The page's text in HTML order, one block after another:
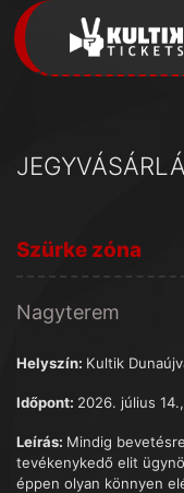
Szürke zóna
Nagyterem
Helyszín: Kultik
Időpont: 2026. július
Leírás: Mindig
tevékenykedő elit
éppen olyan könnyen